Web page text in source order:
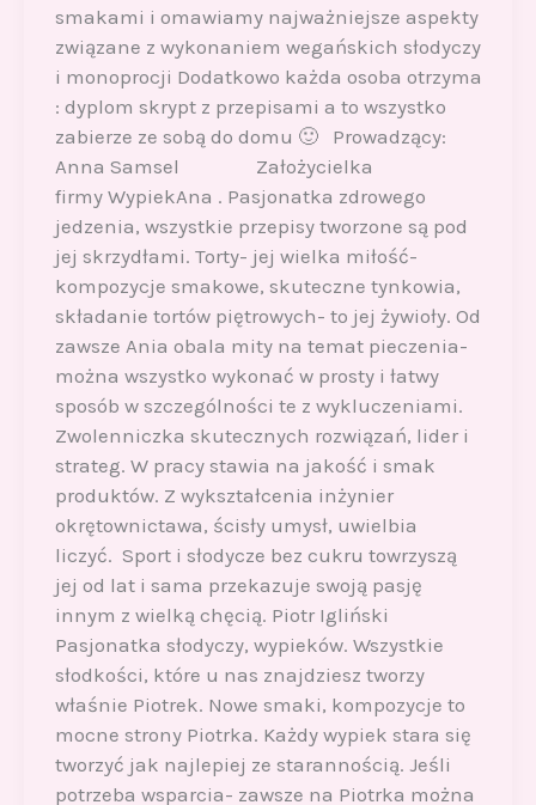
smakami i omawiamy najważniejsze aspekty
związane z wykonaniem wegańskich słodyczy
i monoprocji Dodatkowo każda osoba otrzyma
: dyplom skrypt z przepisami a to wszystko
zabierze ze sobą do domu 🙂 Prowadzący:
Anna Samsel Założycielka
firmy WypiekAna . Pasjonatka zdrowego
jedzenia, wszystkie przepisy tworzone są pod
jej skrzydłami. Torty- jej wielka miłość-
kompozycje smakowe, skuteczne tynkowia,
składanie tortów piętrowych- to jej żywioły. Od
zawsze Ania obala mity na temat pieczenia-
można wszystko wykonać w prosty i łatwy
sposób w szczególności te z wykluczeniami.
Zwolenniczka skutecznych rozwiązań, lider i
strateg. W pracy stawia na jakość i smak
produktów. Z wykształcenia inżynier
okrętownictawa, ścisły umysł, uwielbia
liczyć. Sport i słodycze bez cukru towrzyszą
jej od lat i sama przekazuje swoją pasję
innym z wielką chęcią. Piotr Igliński
Pasjonatka słodyczy, wypieków. Wszystkie
słodkości, które u nas znajdziesz tworzy
właśnie Piotrek. Nowe smaki, kompozycje to
mocne strony Piotrka. Każdy wypiek stara się
tworzyć jak najlepiej ze starannością. Jeśli
potrzeba wsparcia- zawsze na Piotrka można